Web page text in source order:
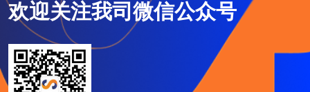
欢迎关注我司微信公众号